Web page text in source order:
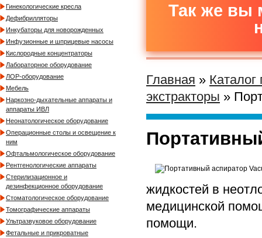
Гинекологические кресла
Дефибрилляторы
Инкубаторы для новорожденных
Инфузионные и шприцевые насосы
Кислородные концентраторы
Лабораторное оборудование
ЛОР-оборудование
Мебель
Наркозно-дыхательные аппараты и
аппараты ИВЛ
Неонатологическое оборудование
Операционные столы и освещение к
ним
Офтальмологическое оборудование
Рентгенологические аппараты
Стерилизационное и
дезинфекционное оборудование
Стоматологическое оборудование
Томографические аппараты
Ультразвуковое оборудование
Фетальные и прикроватные
Так же вы
Главная » Каталог
экстракторы »
жидкостей в
медицинской
помощи.